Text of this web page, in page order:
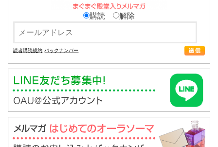
購読 解除
読者購読規約 バックナンバー